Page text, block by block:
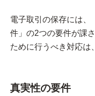
電子取引の保存には、
件」の2つの要件が課
ために行うべき対応は
真実性の要件